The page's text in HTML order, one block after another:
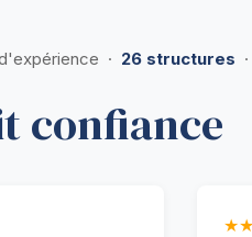
· 26 structures ·
confiance